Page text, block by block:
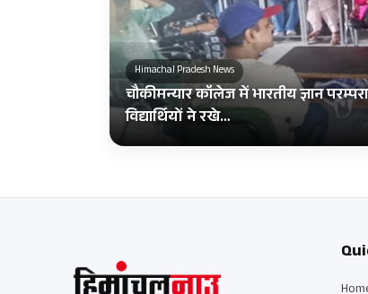
Himachal Pradesh News
चौकीमन्यार कॉलेज में भारतीय ज्ञान
विद्यार्थियों ने रखे…